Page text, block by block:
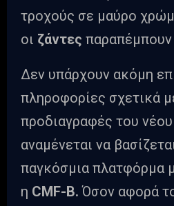
τροχούς σε μαύρο
οι ζάντες
Δεν υπάρχουν ακόμη
πληροφορίες σχετικά
προδιαγραφές του
αναμένεται να
παγκόσμια πλατφόρμα
η CMF-B. Όσον αφορά